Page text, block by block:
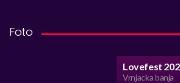
Foto
Lovefest
Vrnjacka banja